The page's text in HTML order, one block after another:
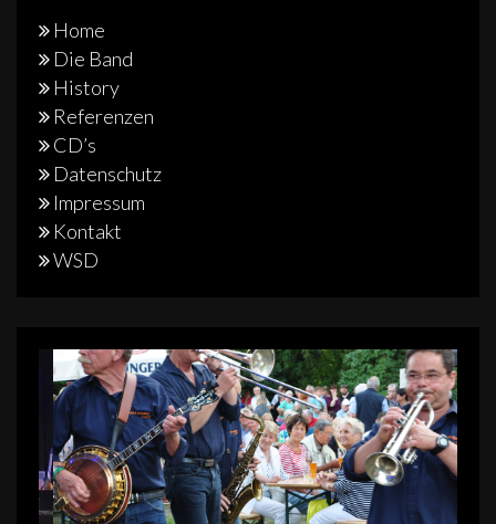
Home
Die Band
History
Referenzen
CD’s
Datenschutz
Impressum
Kontakt
WSD